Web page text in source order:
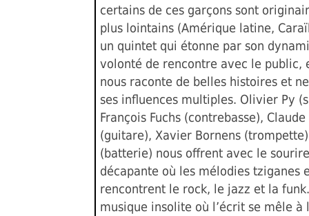
certains de ces garçons sont
plus lointains (Amérique latine,
un quintet qui étonne par son
volonté de rencontre avec le public,
nous raconte de belles histoires et
ses influences multiples. Olivier Py
François Fuchs (contrebasse),
(guitare), Xavier Bornens
(batterie) nous offrent avec le
décapante où les mélodies tziganes
rencontrent le rock, le jazz et la
musique insolite où l’écrit se mêle à